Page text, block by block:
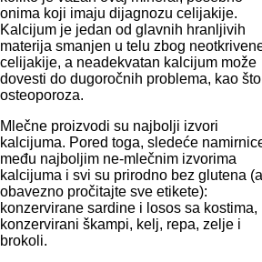
onima koji imaju dijagnozu celijakije.
Kalcijum je jedan od glavnih hranljivih
materija smanjen u telu zbog
celijakije, a neadekvatan kalcijum može
dovesti do dugoročnih problema, kao
osteoporoza.
Mlečne proizvodi su najbolji izvori
kalcijuma. Pored toga, sledeće
među najboljim ne-mlečnim izvorima
kalcijuma i svi su prirodno bez glutena
obavezno pročitajte sve etikete):
konzervirane sardine i losos sa kostima,
konzervirani škampi, kelj, repa, zelje i
brokoli.